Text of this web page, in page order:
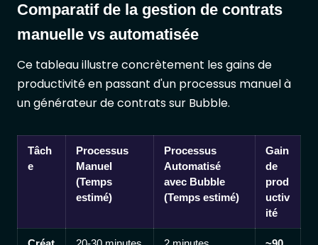
Comparatif de la gestion de contrats
manuelle vs automatisée
Ce tableau illustre concrètement les gains de
productivité en passant d'un processus manuel à
un générateur de contrats sur Bubble.
Tâch
e
Processus
Manuel
(Temps
estimé)
Processus
Automatisé
avec Bubble
(Temps estimé)
Gain
de
prod
uctiv
ité